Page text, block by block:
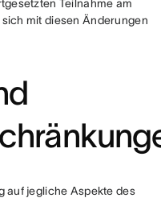
Teilnahme am
mit diesen Änderungen
auf jegliche Aspekte des